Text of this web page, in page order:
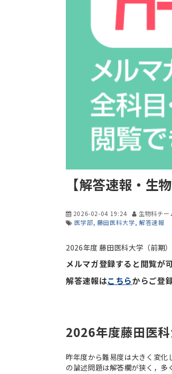
【解答速報・生
2026-02-04 19:24 生物科チー
医学部 藤田医科大学 解答速報
2026年度 藤田医科大学（前期
メルマガ登録すると閲覧が
解答速報はこちらからご登
2026年度藤田医
昨年度から難易度は大きく変化
の論述問題は解答欄が狭く，